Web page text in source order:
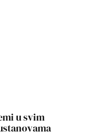
u svim